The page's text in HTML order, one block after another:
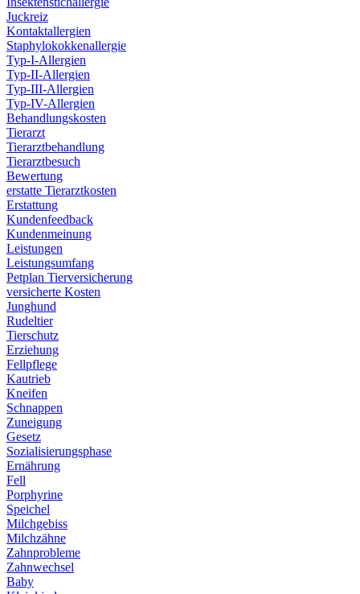
Juckreiz
Kontaktallergien
Staphylokokkenallergie
Typ-I-Allergien
Typ-II-Allergien
Typ-III-Allergien
Typ-IV-Allergien
Behandlungskosten
Tierarzt
Tierarztbehandlung
Tierarztbesuch
Bewertung
erstatte Tierarztkosten
Erstattung
Kundenfeedback
Kundenmeinung
Leistungen
Leistungsumfang
Petplan Tierversicherung
versicherte Kosten
Junghund
Rudeltier
Tierschutz
Erziehung
Fellpflege
Kautrieb
Kneifen
Schnappen
Zuneigung
Gesetz
Sozialisierungsphase
Ernährung
Fell
Porphyrine
Speichel
Milchgebiss
Milchzähne
Zahnprobleme
Zahnwechsel
Baby